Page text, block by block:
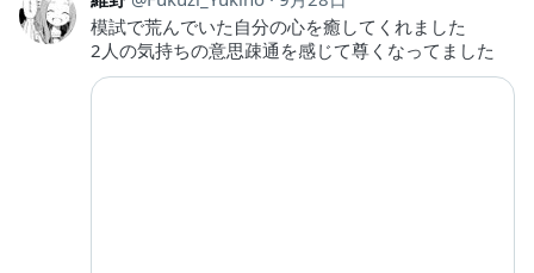
模試で荒んでいた自分の心を癒してくれました
2人の気持ちの意思疎通を感じて尊くなってました